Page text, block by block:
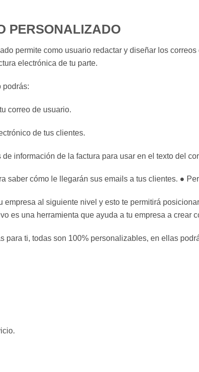
PERSONALIZADO
permite como usuario redactar y diseñar los
electrónica de tu parte.
podrás:
correo de usuario.
de tus clientes.
información de la factura para usar en el texto del
saber cómo le llegarán sus emails a tus clientes. ●
empresa al siguiente nivel y esto te permitirá
es una herramienta que ayuda a tu empresa a crear
para ti, todas son 100% personalizables, en ellas